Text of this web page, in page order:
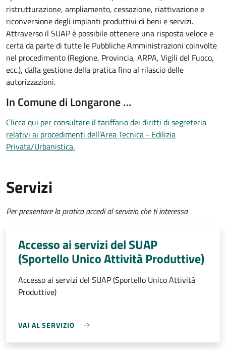
ristrutturazione, ampliamento, cessazione, riattivazione e
riconversione degli impianti produttivi di beni e servizi.
Attraverso il SUAP è possibile ottenere una risposta veloce e
certa da parte di tutte le Pubbliche Amministrazioni coinvolte
nel procedimento (Regione, Provincia, ARPA, Vigili del Fuoco,
ecc.), dalla gestione della pratica fino al rilascio delle
autorizzazioni.
In Comune di Longarone …
Clicca qui per consultare il tariffario dei diritti di segreteria
relativi ai procedimenti dell’Area Tecnica - Edilizia
Privata/Urbanistica.
Servizi
Per presentare la pratica accedi al servizio che ti interessa
Accesso ai servizi del SUAP
(Sportello Unico Attività Produttive)
Accesso ai servizi del SUAP (Sportello Unico Attività
Produttive)
VAI AL SERVIZIO